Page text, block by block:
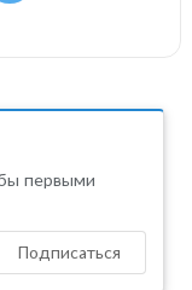
первыми
Подписаться